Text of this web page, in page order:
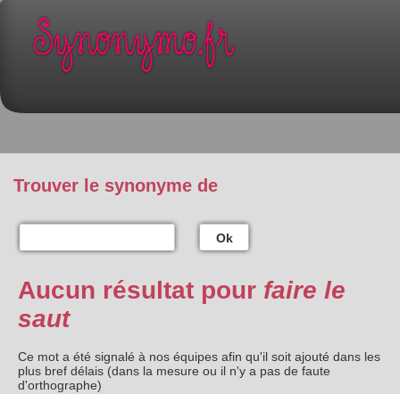
Trouver le synonyme de
Ok
Aucun résultat pour faire le
saut
Ce mot a été signalé à nos équipes afin qu'il soit ajouté dans les
plus bref délais (dans la mesure ou il n'y a pas de faute
d'orthographe)